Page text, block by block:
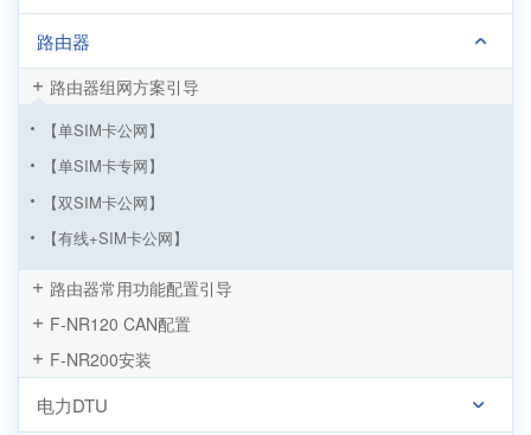
路由器
路由器组网方案引导
【单SIM卡公网】
【单SIM卡专网】
【双SIM卡公网】
【有线+SIM卡公网】
【无线WIFI局域网】
【L2TP VPN组网】
【IPSEC VPN组网】
路由器常用功能配置引导
F-NR120 CAN配置
F-NR200安装
电力DTU